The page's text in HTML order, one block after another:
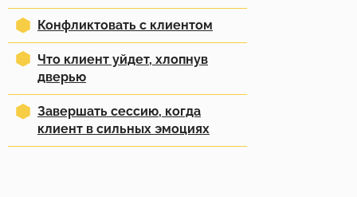
Что клиент уйдет, хлопнув
дверью
Конфликтовать с клиентом
Завершать сессию, когда
клиент в сильных эмоциях